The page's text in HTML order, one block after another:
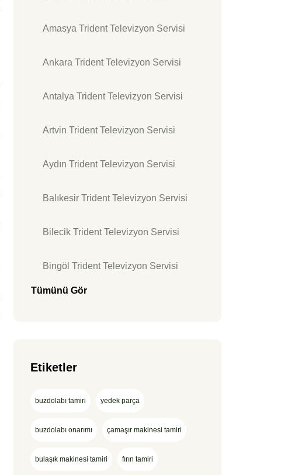
Amasya Trident Televizyon Servisi
Ankara Trident Televizyon Servisi
Antalya Trident Televizyon Servisi
Artvin Trident Televizyon Servisi
Aydın Trident Televizyon Servisi
Balıkesir Trident Televizyon Servisi
Bilecik Trident Televizyon Servisi
Bingöl Trident Televizyon Servisi
Tümünü Gör
Etiketler
buzdolabı tamiri yedek parça
buzdolabı onarımı çamaşır makinesi tamiri
bulaşık makinesi tamiri fırın tamiri